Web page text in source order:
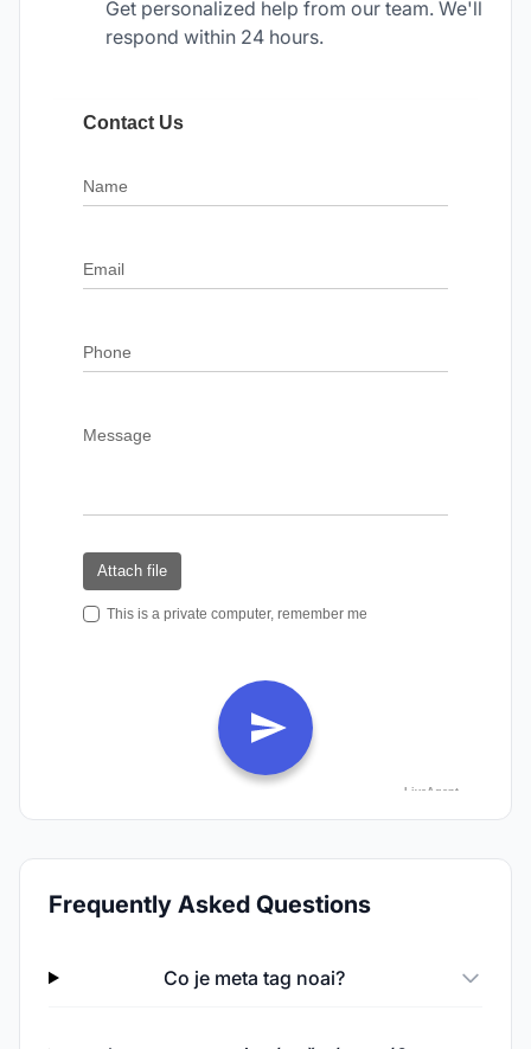
Get personalized help from our team. We'll
respond within 24 hours.
Frequently Asked Questions
Co je meta tag noai?